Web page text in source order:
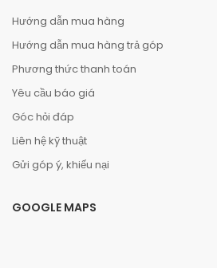
Hướng dẫn mua hàng
Hướng dẫn mua hàng trả góp
Phương thức thanh toán
Yêu cầu báo giá
Góc hỏi đáp
Liên hệ kỹ thuật
Gửi góp ý, khiếu nại
GOOGLE MAPS